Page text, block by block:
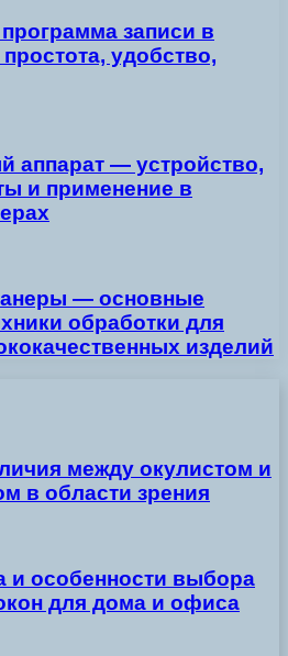
записи в
удобство,
аппарат — устройство,
и применение в
— основные
обработки для
изделий
между окулистом и
в области зрения
и особенности выбора
для дома и офиса